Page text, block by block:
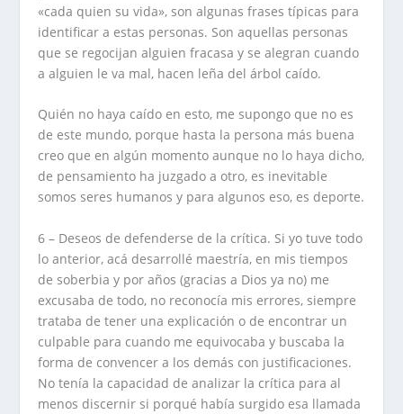
«cada quien su vida», son algunas frases típicas para
identificar a estas personas. Son aquellas personas
que se regocijan alguien fracasa y se alegran cuando
a alguien le va mal, hacen leña del árbol caído.
Quién no haya caído en esto, me supongo que no es
de este mundo, porque hasta la persona más buena
creo que en algún momento aunque no lo haya dicho,
de pensamiento ha juzgado a otro, es inevitable
somos seres humanos y para algunos eso, es deporte.
6 – Deseos de defenderse de la crítica. Si yo tuve todo
lo anterior, acá desarrollé maestría, en mis tiempos
de soberbia y por años (gracias a Dios ya no) me
excusaba de todo, no reconocía mis errores, siempre
trataba de tener una explicación o de encontrar un
culpable para cuando me equivocaba y buscaba la
forma de convencer a los demás con justificaciones.
No tenía la capacidad de analizar la crítica para al
menos discernir si porqué había surgido esa llamada